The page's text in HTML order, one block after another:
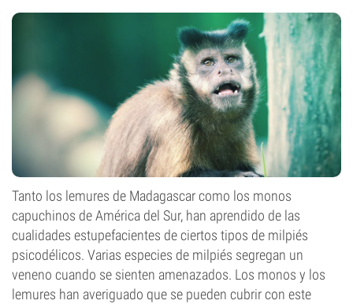
Tanto los lemures de Madagascar como los monos
capuchinos de América del Sur, han aprendido de las
cualidades estupefacientes de ciertos tipos de milpiés
psicodélicos. Varias especies de milpiés segregan un
veneno cuando se sienten amenazados. Los monos y los
lemures han averiguado que se pueden cubrir con este